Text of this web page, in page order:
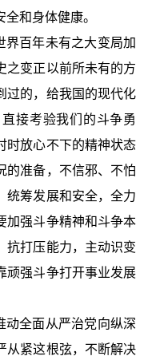
和身体健康。
百年未有之大变局加
之变正以前所未有的方
过的，给我国的现代化
接考验我们的斗争勇
时放心不下的精神状态
的准备，不信邪、不怕
统筹发展和安全，全力
加强斗争精神和斗争本
抗打压能力，主动识变
顽强斗争打开事业发展
全面从严治党向纵深
从紧这根弦，不断解决